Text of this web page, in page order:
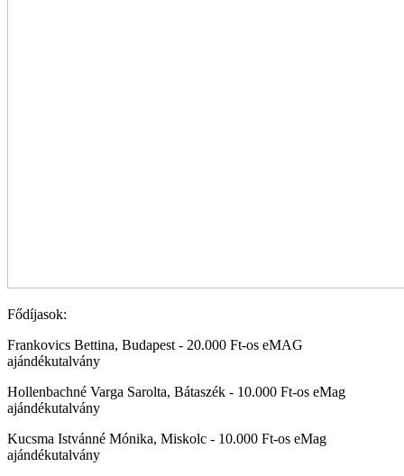
Fődíjasok:
Frankovics Bettina, Budapest - 20.000 Ft-os eMAG
ajándékutalvány
Hollenbachné Varga Sarolta, Bátaszék - 10.000 Ft-os eMag
ajándékutalvány
Kucsma Istvánné Mónika, Miskolc - 10.000 Ft-os eMag
ajándékutalvány